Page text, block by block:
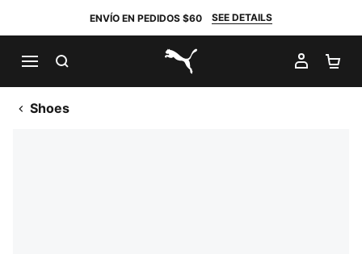
ENVÍO EN PEDIDOS $60 SEE DETAILS
PUMA.com
MI
Shoes